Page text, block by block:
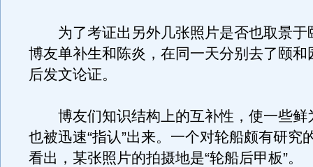
为了考证出另外几张照片是否也取景于
博友单补生和陈炎，在同一天分别去了颐和
后发文论证。
博友们知识结构上的互补性，使一些鲜
也被迅速“指认”出来。一个对轮船颇有研究
看出，某张照片的拍摄地是“轮船后甲板”。